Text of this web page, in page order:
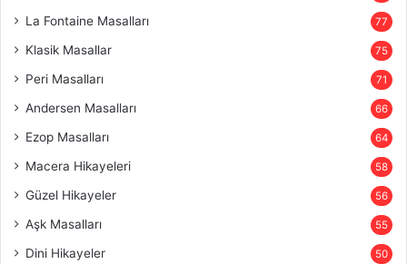
La Fontaine Masalları 77
Klasik Masallar 75
Peri Masalları 71
Andersen Masalları 66
Ezop Masalları 64
Macera Hikayeleri 58
Güzel Hikayeler 56
Aşk Masalları 55
Dini Hikayeler 50